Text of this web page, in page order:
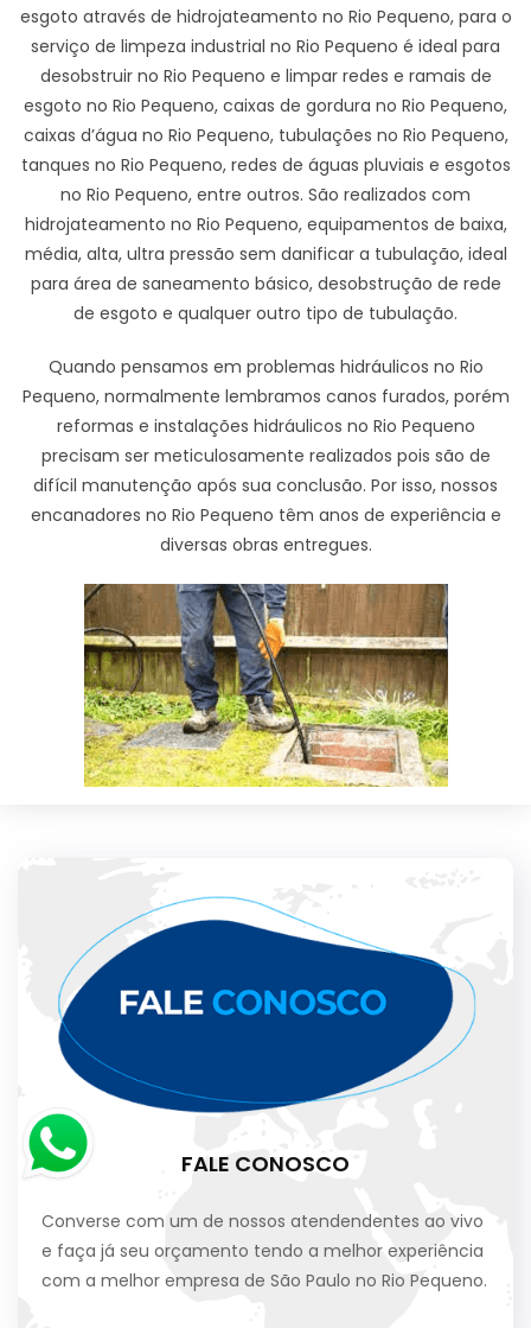
esgoto através de hidrojateamento no Rio Pequeno, para o
serviço de limpeza industrial no Rio Pequeno é ideal para
desobstruir no Rio Pequeno e limpar redes e ramais de
esgoto no Rio Pequeno, caixas de gordura no Rio Pequeno,
caixas d’água no Rio Pequeno, tubulações no Rio Pequeno,
tanques no Rio Pequeno, redes de águas pluviais e esgotos
no Rio Pequeno, entre outros. São realizados com
hidrojateamento no Rio Pequeno, equipamentos de baixa,
média, alta, ultra pressão sem danificar a tubulação, ideal
para área de saneamento básico, desobstrução de rede
de esgoto e qualquer outro tipo de tubulação.
Quando pensamos em problemas hidráulicos no Rio
Pequeno, normalmente lembramos canos furados, porém
reformas e instalações hidráulicos no Rio Pequeno
precisam ser meticulosamente realizados pois são de
difícil manutenção após sua conclusão. Por isso, nossos
encanadores no Rio Pequeno têm anos de experiência e
diversas obras entregues.
FALE CONOSCO
Converse com um de nossos atendendentes ao vivo
e faça já seu orçamento tendo a melhor experiência
com a melhor empresa de São Paulo no Rio Pequeno.